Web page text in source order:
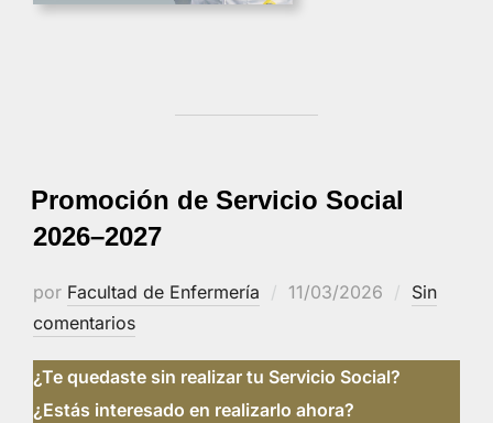
Promoción de Servicio Social
2026–2027
por Facultad de Enfermería
Publicado
11/03/2026
Sin
comentarios
¿Te quedaste sin realizar tu Servicio Social?
¿Estás interesado en realizarlo ahora?